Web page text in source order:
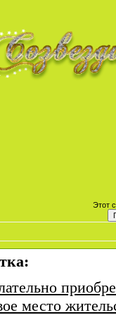
Этот
место